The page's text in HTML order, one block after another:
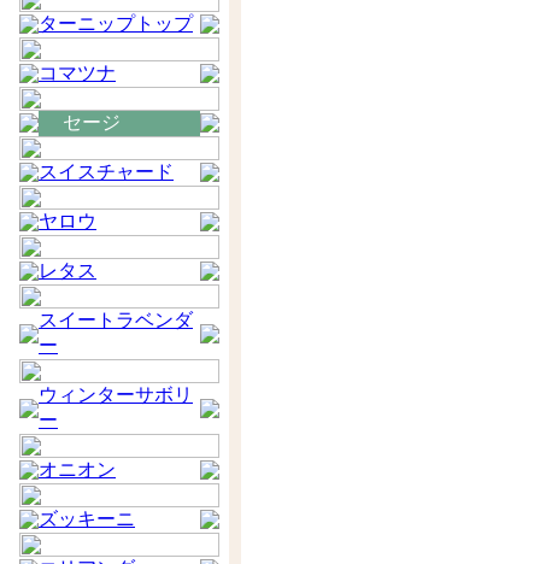
ターニップトップ
コマツナ
セージ
スイスチャード
ヤロウ
レタス
スイートラベンダ
ー
ウィンターサボリ
ー
オニオン
ズッキーニ